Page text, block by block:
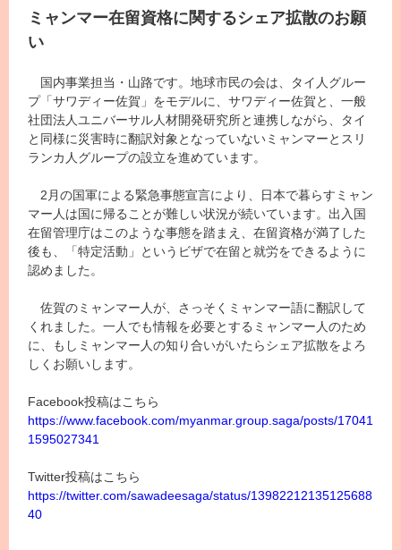
ミャンマー在留資格に関するシェア拡散のお願
い
国内事業担当・山路です。地球市民の会は、タイ人グルー
プ「サワディー佐賀」をモデルに、サワディー佐賀と、一般
社団法人ユニバーサル人材開発研究所と連携しながら、タイ
と同様に災害時に翻訳対象となっていないミャンマーとスリ
ランカ人グループの設立を進めています。
2月の国軍による緊急事態宣言により、日本で暮らすミャン
マー人は国に帰ることが難しい状況が続いています。出入国
在留管理庁はこのような事態を踏まえ、在留資格が満了した
後も、「特定活動」というビザで在留と就労をできるように
認めました。
佐賀のミャンマー人が、さっそくミャンマー語に翻訳して
くれました。一人でも情報を必要とするミャンマー人のため
に、もしミャンマー人の知り合いがいたらシェア拡散をよろ
しくお願いします。
Facebook投稿はこちら
https://www.facebook.com/myanmar.group.saga/posts/17041
1595027341
Twitter投稿はこちら
https://twitter.com/sawadeesaga/status/13982212135125688
40